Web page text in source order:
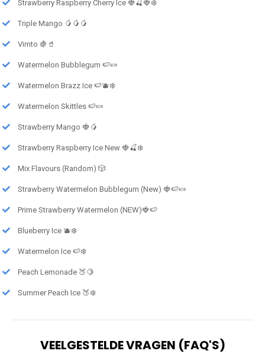
Strawberry Raspberry Cherry Ice 🍓🍒🍓❄️
Triple Mango 🥭🥭🥭
Vimto 🍇🥤
Watermelon Bubblegum 🍉🍬
Watermelon Brazz Ice 🍉🫐❄️
Watermelon Skittles 🍉🍬
Strawberry Mango 🍓🥭
Strawberry Raspberry Ice New 🍓🍒❄️
Mix Flavours (Random) 🎲
Strawberry Watermelon Bubblegum (New) 🍓🍉🍬
Prime Strawberry Watermelon (NEW)🍓🍉
Blueberry Ice 🫐❄️
Watermelon Ice 🍉❄️
Peach Lemonade 🍑🍋
Summer Peach Ice 🍑❄️
VEELGESTELDE VRAGEN (FAQ'S)